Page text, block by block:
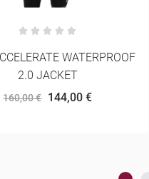
TOP INFINITY MID
COVERED BLACK
45,00 € 27,00 €